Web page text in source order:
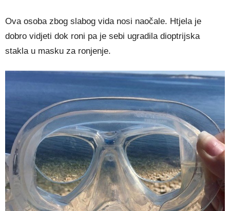
Ova osoba zbog slabog vida nosi naočale. Htjela je
dobro vidjeti dok roni pa je sebi ugradila dioptrijska
stakla u masku za ronjenje.